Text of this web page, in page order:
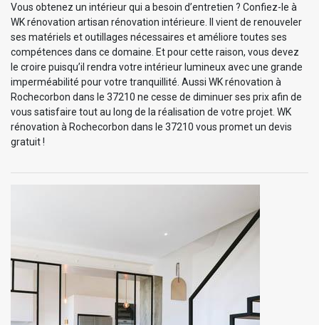
Vous obtenez un intérieur qui a besoin d’entretien ? Confiez-le à
WK rénovation artisan rénovation intérieure. Il vient de renouveler
ses matériels et outillages nécessaires et améliore toutes ses
compétences dans ce domaine. Et pour cette raison, vous devez
le croire puisqu’il rendra votre intérieur lumineux avec une grande
imperméabilité pour votre tranquillité. Aussi WK rénovation à
Rochecorbon dans le 37210 ne cesse de diminuer ses prix afin de
vous satisfaire tout au long de la réalisation de votre projet. WK
rénovation à Rochecorbon dans le 37210 vous promet un devis
gratuit !